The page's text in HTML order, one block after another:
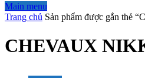
Main menu
Trang chủ Sản phẩm được gắn thẻ
CHEVAUX